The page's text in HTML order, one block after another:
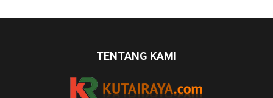
TENTANG KAMI